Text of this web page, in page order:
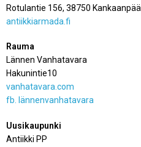
Rotulantie 156, 38750 Kankaanpää
antiikkiarmada.fi
Rauma
Lännen Vanhatavara
Hakunintie10
vanhatavara.com
fb. lännenvanhatavara
Uusikaupunki
Antiikki PP